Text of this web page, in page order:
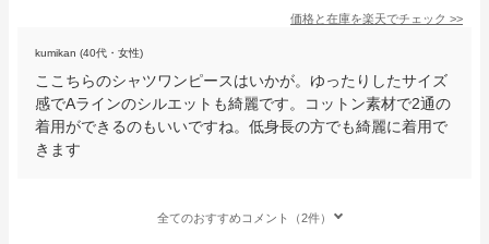
価格と在庫を楽天でチェック >>
kumikan (40代・女性)
ここちらのシャツワンピースはいかが。ゆったりしたサイズ
感でAラインのシルエットも綺麗です。コットン素材で2通の
着用ができるのもいいですね。低身長の方でも綺麗に着用で
きます
全てのおすすめコメント（2件）